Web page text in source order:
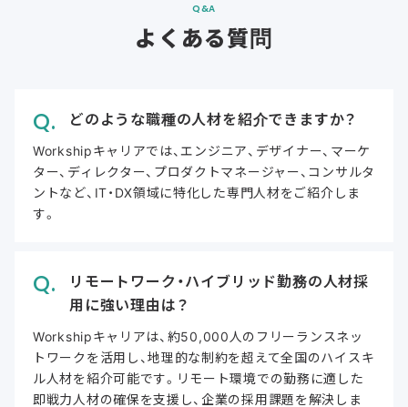
Q&A
よくある質問
どのような職種の人材を紹介できますか？
Workshipキャリアでは、エンジニア、デザイナー、マーケ
ター、ディレクター、プロダクトマネージャー、コンサルタ
ントなど、IT・DX領域に特化した専門人材をご紹介しま
す。
リモートワーク・ハイブリッド勤務の人材採
用に強い理由は？
Workshipキャリアは、約50,000人のフリーランスネッ
トワークを活用し、地理的な制約を超えて全国のハイスキ
ル人材を紹介可能です。リモート環境での勤務に適した
即戦力人材の確保を支援し、企業の採用課題を解決しま